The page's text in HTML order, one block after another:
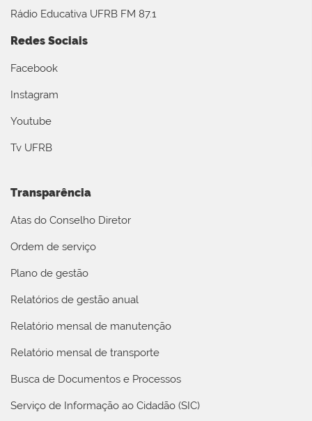
Rádio Educativa UFRB FM 87.1
Redes Sociais
Facebook
Instagram
Youtube
Tv UFRB
Transparência
Atas do Conselho Diretor
Ordem de serviço
Plano de gestão
Relatórios de gestão anual
Relatório mensal de manutenção
Relatório mensal de transporte
Busca de Documentos e Processos
Serviço de Informação ao Cidadão (SIC)